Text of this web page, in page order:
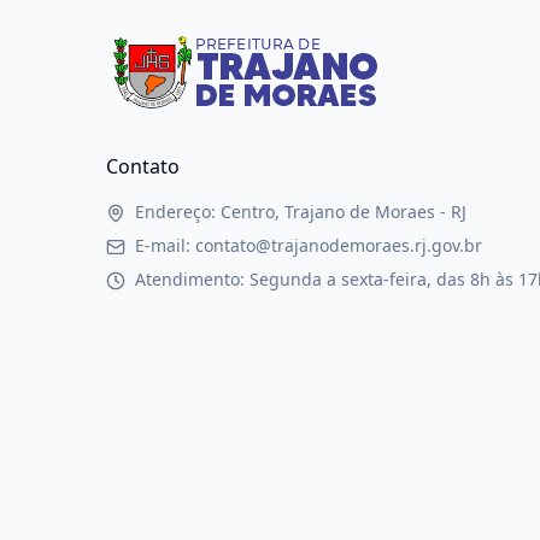
Contato
Endereço: Centro, Trajano de Moraes - RJ
E-mail: contato@trajanodemoraes.rj.gov.br
Atendimento: Segunda a sexta-feira, das 8h às